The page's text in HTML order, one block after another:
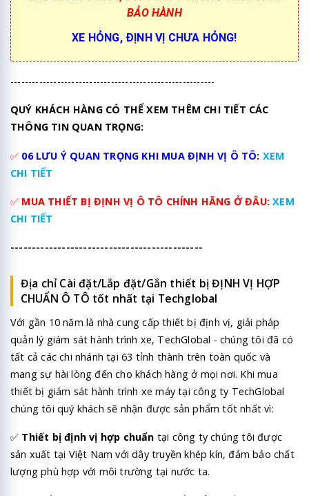
BẢO HÀNH
XE HỎNG, ĐỊNH VỊ CHƯA HỎNG!
---------------------------------------------------------
QUÝ KHÁCH HÀNG CÓ THỂ XEM THÊM CHI TIẾT CÁC
THÔNG TIN QUAN TRỌNG:
✅ 06 LƯU Ý QUAN TRỌNG KHI MUA ĐỊNH VỊ Ô TÔ: XEM
CHI TIẾT
✅ MUA THIẾT BỊ ĐỊNH VỊ Ô TÔ CHÍNH HÃNG Ở ĐÂU: XEM
CHI TIẾT
---------------------------------------------
Địa chỉ Cài đặt/Lắp đặt/Gắn thiết bị ĐỊNH VỊ HỢP
CHUẨN Ô TÔ tốt nhất tại Techglobal
Với gần 10 năm là nhà cung cấp thiết bị định vị, giải pháp
quản lý giám sát hành trình xe, TechGlobal - chúng tôi đã có
tất cả các chi nhánh tại 63 tỉnh thành trên toàn quốc và
mang sự hài lòng đến cho khách hàng ở mọi nơi. Khi mua
thiết bị giám sát hành trình xe máy tại công ty TechGlobal
chúng tôi quý khách sẽ nhận được sản phẩm tốt nhất vì:
✅ Thiết bị định vị hợp chuẩn tại công ty chúng tôi được
sản xuất tại Việt Nam với dây truyền khép kín, đảm bảo chất
lượng phù hợp với môi trường tại nước ta.